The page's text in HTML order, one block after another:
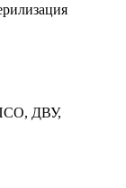
ДВУ,